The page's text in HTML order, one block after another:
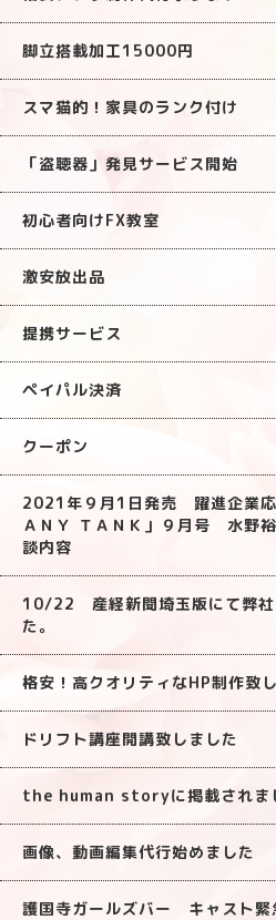
脚立搭載加工15000円
スマ猫的！家具のランク付け
「盗聴器」発見サービス開始
初心者向けFX教室
激安放出品
提携サービス
ペイパル決済
クーポン
2021年９月1日発売 躍進企業
ＡＮＹ ＴＡＮＫ」９月号 水野
談内容
10/22 産経新聞埼玉版にて弊社
た。
格安！高クオリティなHP制作致し
ドリフト講座開講致しました
the human storyに掲載されま
画像、動画編集代行始めました
護国寺ガールズバー キャスト